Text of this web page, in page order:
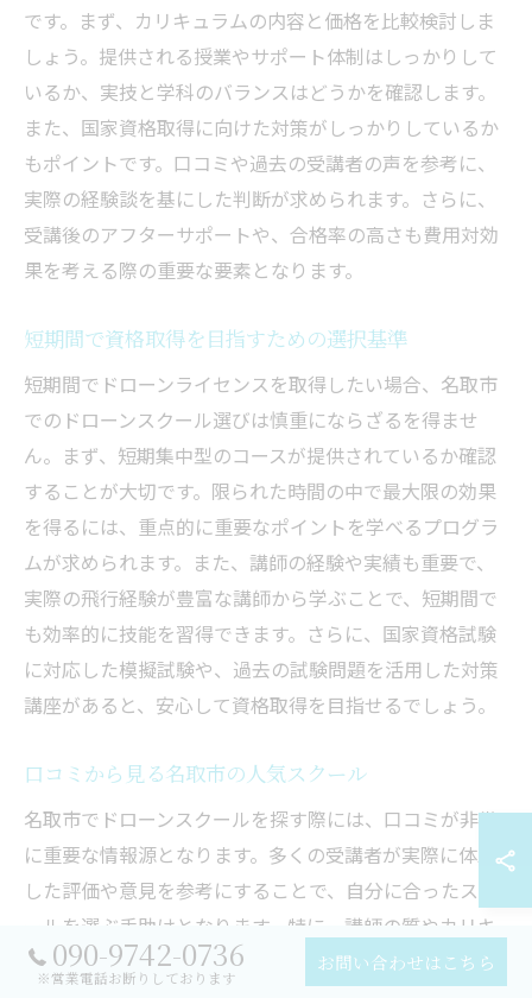
です。まず、カリキュラムの内容と価格を比較検討しま
しょう。提供される授業やサポート体制はしっかりして
いるか、実技と学科のバランスはどうかを確認します。
また、国家資格取得に向けた対策がしっかりしているか
もポイントです。口コミや過去の受講者の声を参考に、
実際の経験談を基にした判断が求められます。さらに、
受講後のアフターサポートや、合格率の高さも費用対効
果を考える際の重要な要素となります。
短期間で資格取得を目指すための選択基準
短期間でドローンライセンスを取得したい場合、名取市
でのドローンスクール選びは慎重にならざるを得ませ
ん。まず、短期集中型のコースが提供されているか確認
することが大切です。限られた時間の中で最大限の効果
を得るには、重点的に重要なポイントを学べるプログラ
ムが求められます。また、講師の経験や実績も重要で、
実際の飛行経験が豊富な講師から学ぶことで、短期間で
も効率的に技能を習得できます。さらに、国家資格試験
に対応した模擬試験や、過去の試験問題を活用した対策
講座があると、安心して資格取得を目指せるでしょう。
口コミから見る名取市の人気スクール
名取市でドローンスクールを探す際には、口コミが非常
に重要な情報源となります。多くの受講者が実際に体験
した評価や意見を参考にすることで、自分に合ったスク
ールを選ぶ手助けとなります。特に、講師の質やカリキ
ュラムの内容、サポート体制についての評価は、実際の
090-9742-0736
※営業電話お断りしております
お問い合わせはこちら